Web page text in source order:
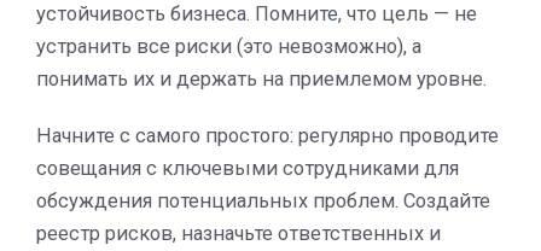
устойчивость бизнеса. Помните, что цель — не
устранить все риски (это невозможно), а
понимать их и держать на приемлемом уровне.
Начните с самого простого: регулярно проводите
совещания с ключевыми сотрудниками для
обсуждения потенциальных проблем. Создайте
реестр рисков, назначьте ответственных и